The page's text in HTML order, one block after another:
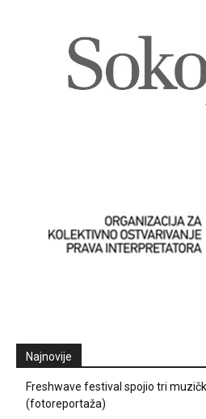
Najnovije
Freshwave festival spojio tri
(fotoreportaža)